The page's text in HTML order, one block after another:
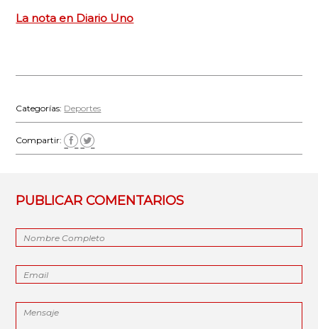
La nota en Diario Uno
Categorías: Deportes
Compartir:
PUBLICAR COMENTARIOS